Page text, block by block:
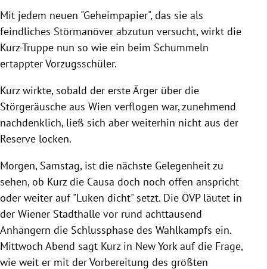
Mit jedem neuen "Geheimpapier", das sie als
feindliches Störmanöver abzutun versucht, wirkt die
Kurz-Truppe nun so wie ein beim Schummeln
ertappter Vorzugsschüler.
Kurz wirkte, sobald der erste Ärger über die
Störgeräusche aus Wien verflogen war, zunehmend
nachdenklich, ließ sich aber weiterhin nicht aus der
Reserve locken.
Morgen, Samstag, ist die nächste Gelegenheit zu
sehen, ob Kurz die Causa doch noch offen anspricht
oder weiter auf "Luken dicht" setzt. Die ÖVPläutet in
der Wiener Stadthalle vor rund achttausend
Anhängern die Schlussphase des Wahlkampfs ein.
Mittwoch Abend sagt Kurz in New Yorkauf die Frage,
wie weit er mit der Vorbereitung des größten